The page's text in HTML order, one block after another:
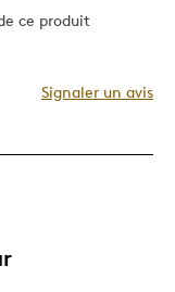
ce produit
Signaler un avis